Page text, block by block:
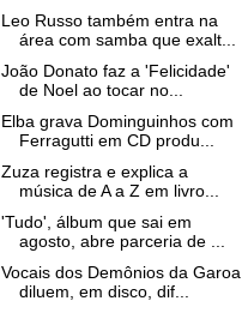
Leo Russo também entra na
área com samba que exalt...
João Donato faz a 'Felicidade'
de Noel ao tocar no...
Elba grava Dominguinhos com
Ferragutti em CD produ...
Zuza registra e explica a
música de A a Z em livro...
'Tudo', álbum que sai em
agosto, abre parceria de ...
Vocais dos Demônios da Garoa
diluem, em disco, dif...